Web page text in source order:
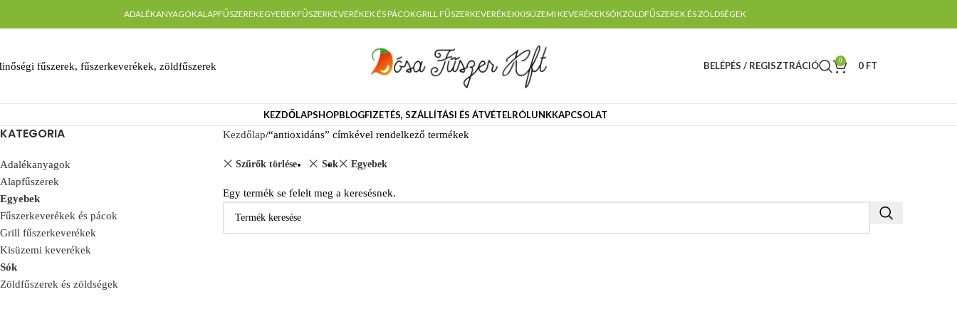
ADALÉKANYAGOKALAPFŰSZEREKEGYEBEKFŰSZERKEVERÉKEK ÉS PÁCOKGRILL FŰSZERKEVERÉKEKKISÜZEMI KEVERÉKEKSÓKZÖLDFŰSZEREK ÉS ZÖLDSÉGEK
fűszerek, fűszerkeverékek, zöldfűszerek BELÉPÉS / REGISZTRÁCIÓ 0 0 FT
KEZDŐLAPSHOPBLOGFIZETÉS, SZÁLLÍTÁSI ÉS ÁTVÉTELRÓLUNKKAPCSOLAT
KATEGORIA
Adalékanyagok
Alapfűszerek
Egyebek
Fűszerkeverékek és pácok
Grill fűszerkeverékek
Kisüzemi keverékek
Sók
Zöldfűszerek és zöldségek
Kezdőlap “antioxidáns” címkével rendelkező termékek
Szűrők törlése Sok Egyebek
Egy termék se felelt meg a keresésnek.